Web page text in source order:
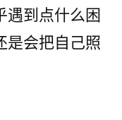
遇到点什么困
是会把自己照